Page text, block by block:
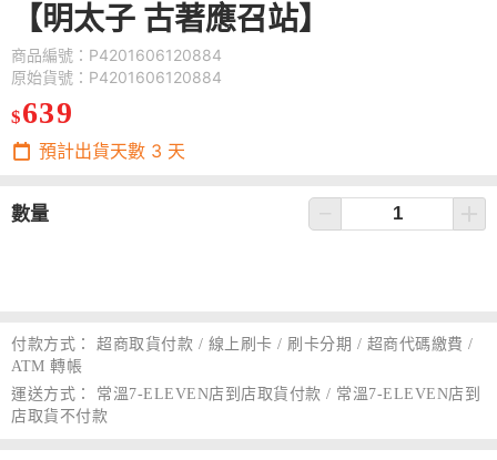
【明太子 古著應召站】
商品編號：P4201606120884
原始貨號：P4201606120884
$639
預計出貨天數 3 天
數量
付款方式：
超商取貨付款 / 線上刷卡 / 刷卡分期 / 超商代碼繳費 /
ATM 轉帳
運送方式：
常溫7-ELEVEN店到店取貨付款 / 常溫7-ELEVEN店到
店取貨不付款